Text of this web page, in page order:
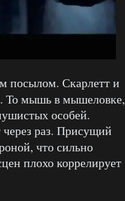
посылом. Скарлетт и
. То мышь в мышеловке,
особей.
через раз. Присущий
что сильно
плохо коррелирует